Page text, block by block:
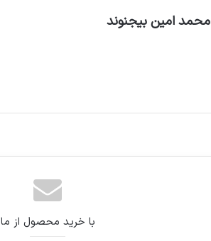
محمد امین بیجنوند
با خرید محصول از ما